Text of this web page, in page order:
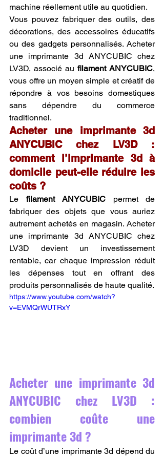
machine réellement utile au quotidien.
Vous pouvez fabriquer des outils, des
décorations, des accessoires éducatifs
ou des gadgets personnalisés. Acheter
une imprimante 3d ANYCUBIC chez
LV3D, associé au filament ANYCUBIC,
vous offre un moyen simple et créatif de
répondre à vos besoins domestiques
sans dépendre du commerce
traditionnel.
Acheter une imprimante 3d
ANYCUBIC chez LV3D :
comment l’imprimante 3d à
domicile peut-elle réduire les
coûts ?
Le filament ANYCUBIC permet de
fabriquer des objets que vous auriez
autrement achetés en magasin. Acheter
une imprimante 3d ANYCUBIC chez
LV3D devient un investissement
rentable, car chaque impression réduit
les dépenses tout en offrant des
produits personnalisés de haute qualité.
https://www.youtube.com/watch?
v=EVMQrWUTRxY
Acheter une imprimante 3d
ANYCUBIC chez LV3D :
combien coûte une
imprimante 3d ?
Le coût d’une imprimante 3d dépend du